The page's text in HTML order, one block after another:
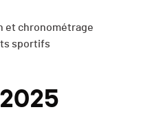
et chronométrage
sportifs